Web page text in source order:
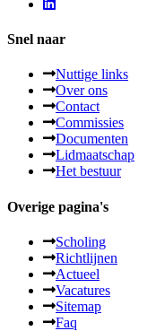
Snel naar
Nuttige links
Over ons
Contact
Commissies
Documenten
Lidmaatschap
Het bestuur
Overige pagina's
Scholing
Richtlijnen
Actueel
Vacatures
Sitemap
Faq